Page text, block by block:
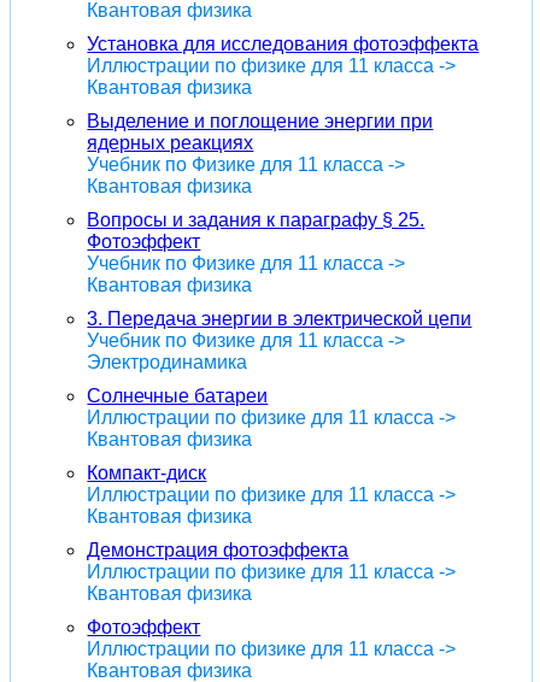
Квантовая физика
Установка для исследования фотоэффекта
Иллюстрации по физике для 11 класса ->
Квантовая физика
Выделение и поглощение энергии при
ядерных реакциях
Учебник по Физике для 11 класса ->
Квантовая физика
Вопросы и задания к параграфу § 25.
Фотоэффект
Учебник по Физике для 11 класса ->
Квантовая физика
3. Передача энергии в электрической цепи
Учебник по Физике для 11 класса ->
Электродинамика
Солнечные батареи
Иллюстрации по физике для 11 класса ->
Квантовая физика
Компакт-диск
Иллюстрации по физике для 11 класса ->
Квантовая физика
Демонстрация фотоэффекта
Иллюстрации по физике для 11 класса ->
Квантовая физика
Фотоэффект
Иллюстрации по физике для 11 класса ->
Квантовая физика